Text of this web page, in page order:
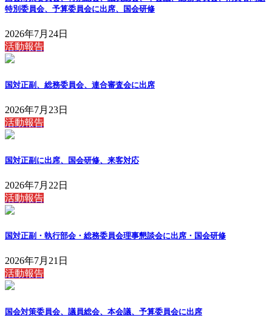
特別委員会、予算委員会に出席、国会研修
2026年7月24日
活動報告
国対正副、総務委員会、連合審査会に出席
2026年7月23日
活動報告
国対正副に出席、国会研修、来客対応
2026年7月22日
活動報告
国対正副・執行部会・総務委員会理事懇談会に出席・国会研修
2026年7月21日
活動報告
国会対策委員会、議員総会、本会議、予算委員会に出席